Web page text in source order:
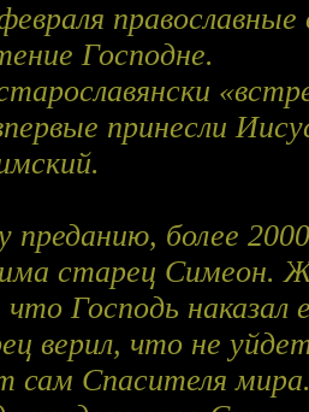
Господне.
принесли
преданию, более
старец Симеон.
Господь наказал
верил, что не
сам Спасителя